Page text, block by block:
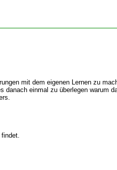
mit dem eigenen Lernen zu
danach einmal zu überlegen warum
findet.